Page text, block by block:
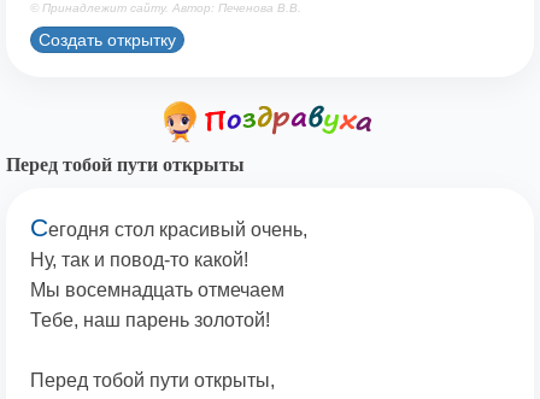
© Принадлежит сайту. Автор: Печенова В.В.
Создать открытку
Перед тобой пути открыты
Сегодня стол красивый очень,
Ну, так и повод-то какой!
Мы восемнадцать отмечаем
Тебе, наш парень золотой!
Перед тобой пути открыты,